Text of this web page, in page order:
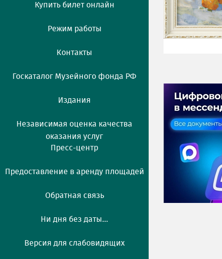
Купить билет онлайн
Режим работы
Контакты
Госкаталог Музейного фонда РФ
Издания
Независимая оценка качества
оказания услуг
Пресс-центр
Предоставление в аренду площадей
Обратная связь
Ни дня без даты...
Версия для слабовидящих